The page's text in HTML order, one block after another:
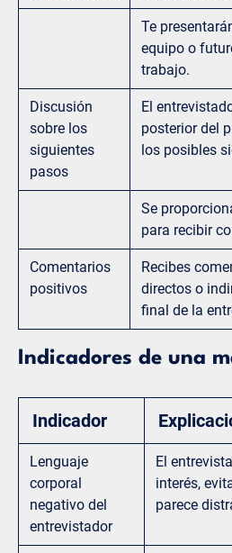
Te
equipo o
trabajo.
Discusión
sobre los
siguientes
pasos
El
posterior del
los posibles
Se
para recibir
Comentarios
positivos
Recibes
directos o
final de la
Indicadores de una
Indicador
Lenguaje
corporal
negativo del
entrevistador
El
interés,
parece